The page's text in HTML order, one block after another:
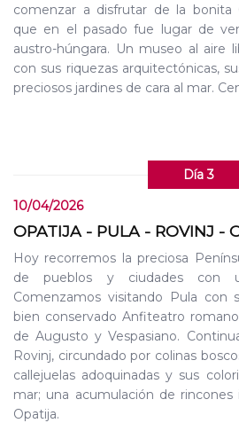
comenzar a disfrutar de la bonita
que en el pasado fue lugar de
austro-húngara. Un museo al aire
con sus riquezas arquitectónicas,
preciosos jardines de cara al mar.
Día 3
10/04/2026
OPATIJA - PULA - ROVINJ -
Hoy recorremos la preciosa
de pueblos y ciudades con
Comenzamos visitando Pula con
bien conservado Anfiteatro
de Augusto y Vespasiano.
Rovinj, circundado por colinas
callejuelas adoquinadas y sus
mar; una acumulación de rincones
Opatija.